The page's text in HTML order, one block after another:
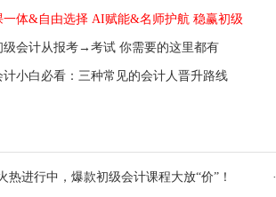
一体&自由选择 AI赋能&名师护航 稳赢初级
级会计从报考→考试 你需要的这里都有
计小白必看：三种常见的会计人晋升路线
热进行中，爆款初级会计课程大放“价”！ ·